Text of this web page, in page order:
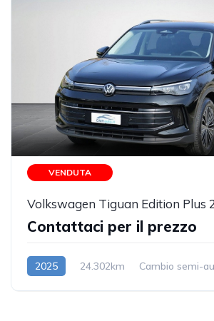
VENDUTA
Contattaci per il prezzo
2025 24.302km
Cambio semi-